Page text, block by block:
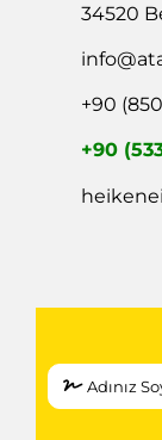
34520
+90
+90